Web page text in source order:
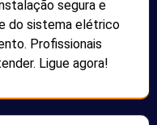
segura e
do sistema elétrico
Profissionais
Ligue agora!